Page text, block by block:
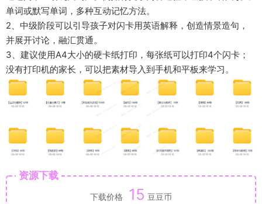
单词或默写单词，多种互动记忆方法。
2、中级阶段可以引导孩子对闪卡用英语解释，创造情景造句，
并展开讨论，融汇贯通。
3、建议使用A4大小的硬卡纸打印，每张纸可以打印4个闪卡；
没有打印机的家长，可以把素材导入到手机和平板来学习。
资源下载
下载价格 15 豆豆币